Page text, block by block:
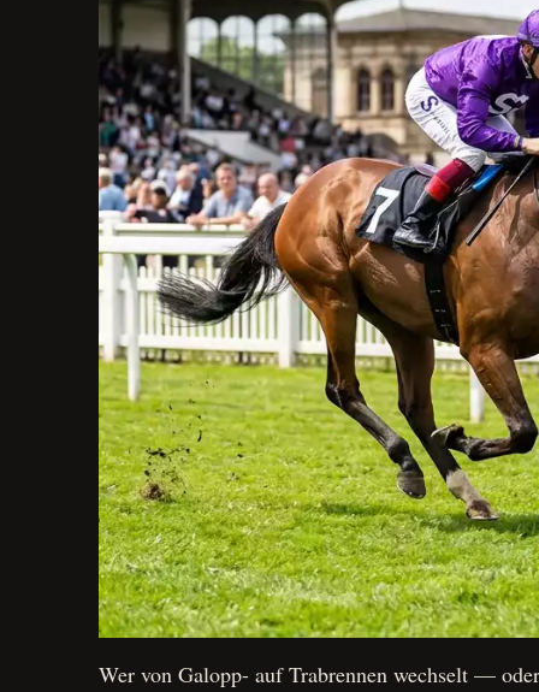
Wer von Galopp- auf Trabrennen wechselt —